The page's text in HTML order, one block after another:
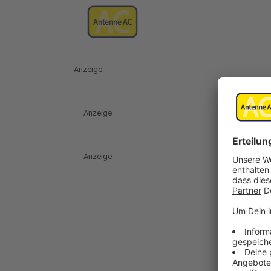
Anzeige
Anzeige
Anzeige